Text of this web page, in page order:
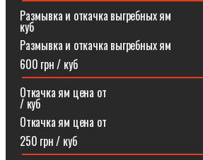
Размывка и откачка выгребных
куб
Размывка и откачка выгребных ям
600 грн / куб
Откачка ям цена от
/ куб
Откачка ям цена от
250 грн / куб